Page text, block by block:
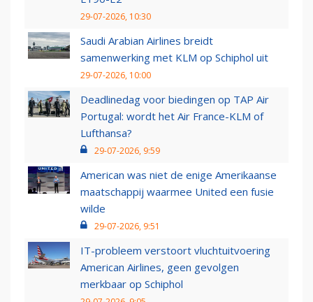
29-07-2026, 10:30
Saudi Arabian Airlines breidt
samenwerking met KLM op Schiphol uit
29-07-2026, 10:00
Deadlinedag voor biedingen op TAP Air
Portugal: wordt het Air France-KLM of
Lufthansa?
29-07-2026, 9:59
American was niet de enige Amerikaanse
maatschappij waarmee United een fusie
wilde
29-07-2026, 9:51
IT-probleem verstoort vluchtuitvoering
American Airlines, geen gevolgen
merkbaar op Schiphol